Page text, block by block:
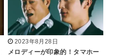
2023年8月28日
メロディーが印象的！タマホー